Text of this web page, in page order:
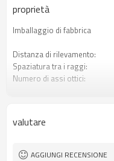
proprietà
Imballaggio di fabbrica
Distanza di rilevamento:
Spaziatura tra i raggi:
Numero di assi ottici:
Spina di interfaccia
Certificazione:
valutare
AGGIUNGI RECENSIONE